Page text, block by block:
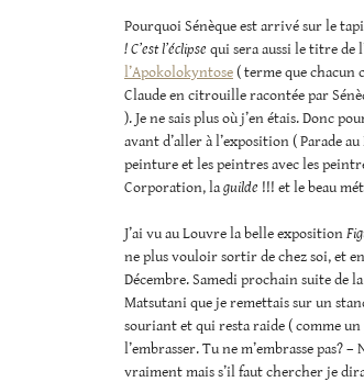
Pourquoi Sénèque est arrivé sur le
! C’est l’éclipse qui sera aussi le titre de
l’Apokolokyntose( terme que chacun
Claude en citrouille racontée par
). Je ne sais plus où j’en étais. Donc
avant d’aller à l’exposition ( Parade
peinture et les peintres avec les
Corporation, laguilde !!! et le beau
J’ai vu au Louvre la belle exposition
ne plus vouloir sortir de chez soi, et
Décembre. Samedi prochain suite de
Matsutani que je remettais sur un
souriant et qui resta raide ( comme
l’embrasser. Tu ne m’embrasse pas?
vraiment mais s’il faut chercher je